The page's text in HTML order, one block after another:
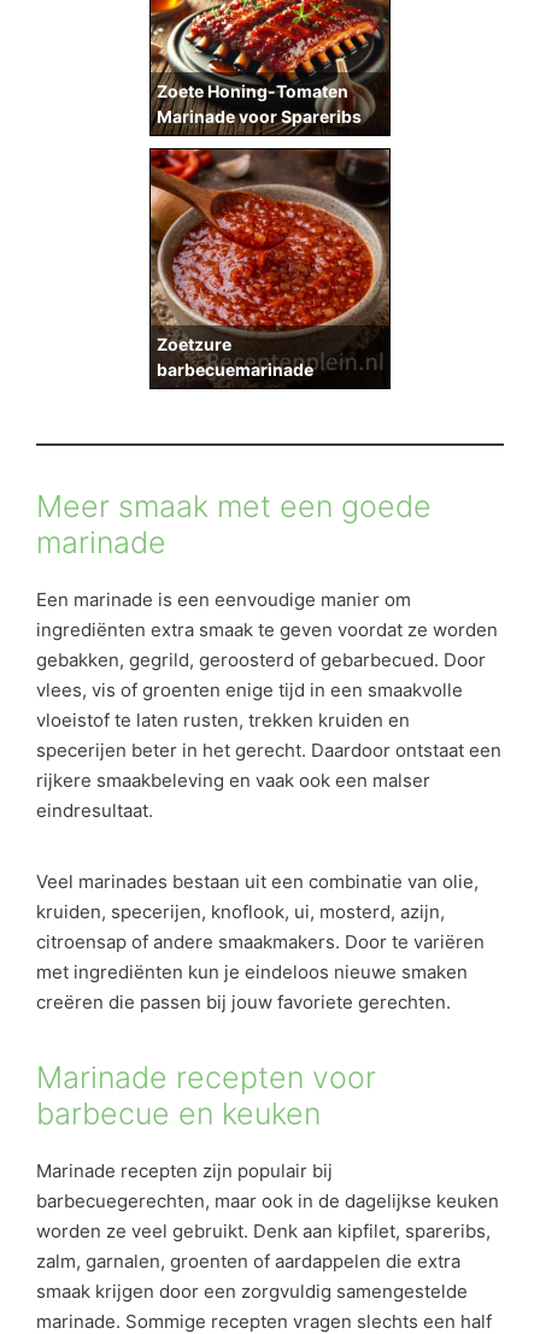
Zoete Honing-Tomaten
Marinade voor Spareribs
Zoetzure
barbecuemarinade
Meer smaak met een goede
marinade
Een marinade is een eenvoudige manier om
ingrediënten extra smaak te geven voordat ze worden
gebakken, gegrild, geroosterd of gebarbecued. Door
vlees, vis of groenten enige tijd in een smaakvolle
vloeistof te laten rusten, trekken kruiden en
specerijen beter in het gerecht. Daardoor ontstaat een
rijkere smaakbeleving en vaak ook een malser
eindresultaat.
Veel marinades bestaan uit een combinatie van olie,
kruiden, specerijen, knoflook, ui, mosterd, azijn,
citroensap of andere smaakmakers. Door te variëren
met ingrediënten kun je eindeloos nieuwe smaken
creëren die passen bij jouw favoriete gerechten.
Marinade recepten voor
barbecue en keuken
Marinade recepten zijn populair bij
barbecuegerechten, maar ook in de dagelijkse keuken
worden ze veel gebruikt. Denk aan kipfilet, spareribs,
zalm, garnalen, groenten of aardappelen die extra
smaak krijgen door een zorgvuldig samengestelde
marinade. Sommige recepten vragen slechts een half